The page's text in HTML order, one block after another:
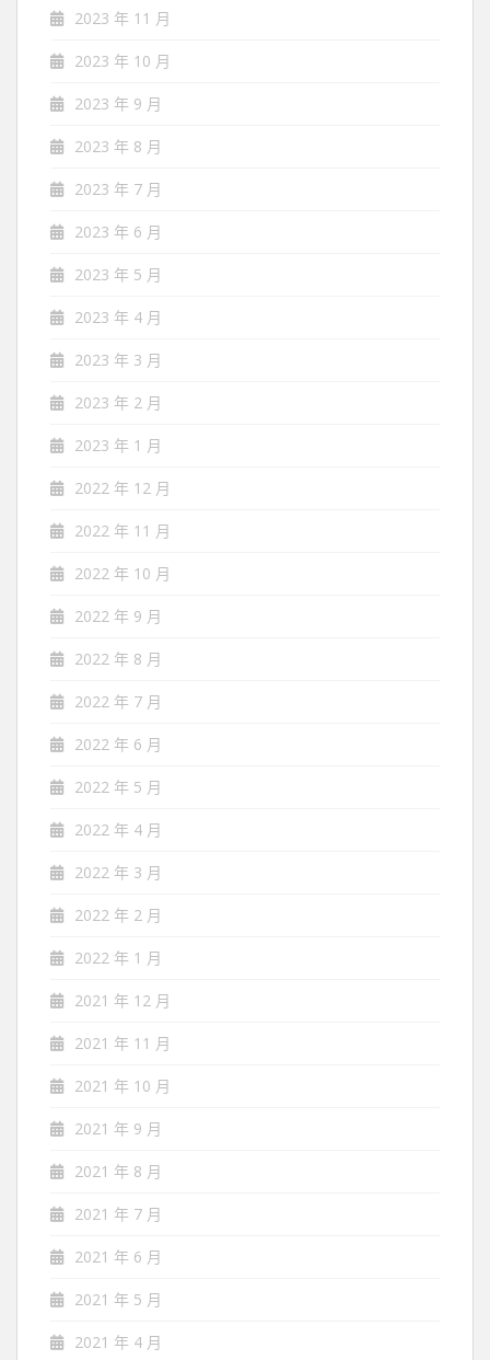
2023 年 11 月
2023 年 10 月
2023 年 9 月
2023 年 8 月
2023 年 7 月
2023 年 6 月
2023 年 5 月
2023 年 4 月
2023 年 3 月
2023 年 2 月
2023 年 1 月
2022 年 12 月
2022 年 11 月
2022 年 10 月
2022 年 9 月
2022 年 8 月
2022 年 7 月
2022 年 6 月
2022 年 5 月
2022 年 4 月
2022 年 3 月
2022 年 2 月
2022 年 1 月
2021 年 12 月
2021 年 11 月
2021 年 10 月
2021 年 9 月
2021 年 8 月
2021 年 7 月
2021 年 6 月
2021 年 5 月
2021 年 4 月